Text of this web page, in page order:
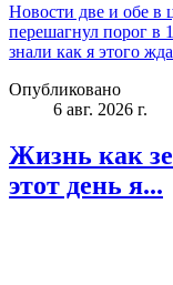
Новости две и обе в
перешагнул порог в
знали как я этого
Опубликовано
6 авг. 2026 г.
Жизнь как
этот день я...